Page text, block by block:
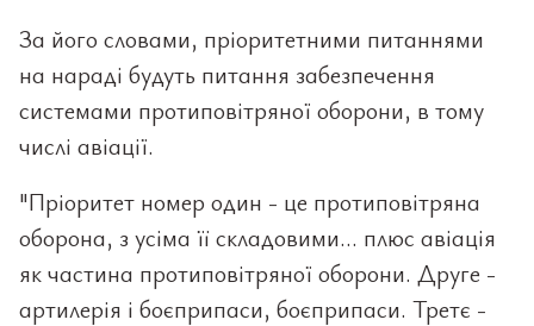
За його словами, пріоритетними питаннями
на нараді будуть питання забезпечення
системами протиповітряної оборони, в тому
числі авіації.
"Пріоритет номер один - це протиповітряна
оборона, з усіма її складовими... плюс авіація
як частина протиповітряної оборони. Друге -
артилерія і боєприпаси, боєприпаси. Третє -